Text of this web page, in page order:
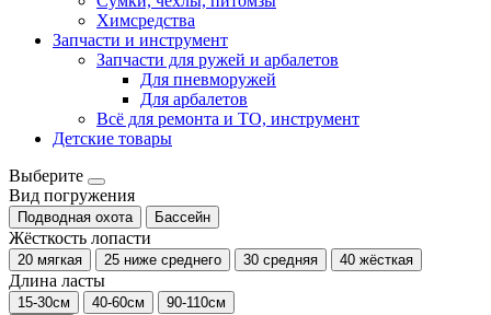
Химсредства
Запчасти и инструмент
Запчасти для ружей и арбалетов
Для пневморужей
Для арбалетов
Всё для ремонта и ТО, инструмент
Детские товары
Выберите
Вид погружения
Подводная охота Бассейн
Жёсткость лопасти
20 мягкая 25 ниже среднего 30 средняя 40 жёсткая
Длина ласты
15-30см 40-60см 90-110см